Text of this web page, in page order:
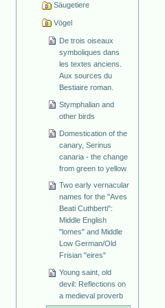
Säugetiere
Vögel
De trois oiseaux
symboliques dans
les textes anciens.
Aux sources du
Bestiaire roman.
Stymphalian and
other birds
Domestication of the
canary, Serinus
canaria - the change
from green to yellow
Two early vernacular
names for the "Aves
Beati Cuthberti":
Middle English
"lomes" and Middle
Low German/Old
Frisian "eires"
Young saint, old
devil: Reflections on
a medieval proverb